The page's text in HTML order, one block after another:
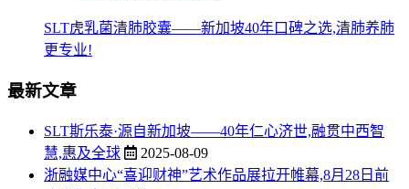
SLT虎乳菌清肺胶囊——新加坡40年口碑之选,清肺养肺
更专业!
最新文章
SLT斯乐泰·源自新加坡——40年仁心济世,融贯中西智
慧,惠及全球
2025-08-09
浙融媒中心“喜迎财神”艺术作品展拉开帷幕,8月28日前